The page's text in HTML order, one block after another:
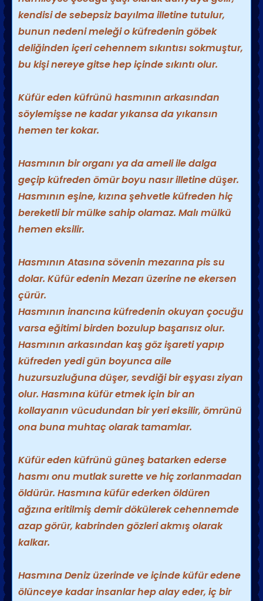
kendisi de sebepsiz bayılma illetine tutulur,
bunun nedeni meleği o küfredenin göbek
deliğinden içeri cehennem sıkıntısı sokmuştur,
bu kişi nereye gitse hep içinde sıkıntı olur.
Küfür eden küfrünü hasmının arkasından
söylemişse ne kadar yıkansa da yıkansın
hemen ter kokar.
Hasmının bir organı ya da ameli ile dalga
geçip küfreden ömür boyu nasır illetine düşer.
Hasmının eşine, kızına şehvetle küfreden hiç
bereketli bir mülke sahip olamaz. Malı mülkü
hemen eksilir.
Hasmının Atasına sövenin mezarına pis su
dolar. Küfür edenin Mezarı üzerine ne ekersen
çürür.
Hasmının inancına küfredenin okuyan çocuğu
varsa eğitimi birden bozulup başarısız olur.
Hasmının arkasından kaş göz işareti yapıp
küfreden yedi gün boyunca aile
huzursuzluğuna düşer, sevdiği bir eşyası ziyan
olur. Hasmına küfür etmek için bir an
kollayanın vücudundan bir yeri eksilir, ömrünü
ona buna muhtaç olarak tamamlar.
Küfür eden küfrünü güneş batarken ederse
hasmı onu mutlak surette ve hiç zorlanmadan
öldürür. Hasmına küfür ederken öldüren
ağzına eritilmiş demir dökülerek cehennemde
azap görür, kabrinden gözleri akmış olarak
kalkar.
Hasmına Deniz üzerinde ve içinde küfür edene
ölünceye kadar insanlar hep alay eder, iç bir